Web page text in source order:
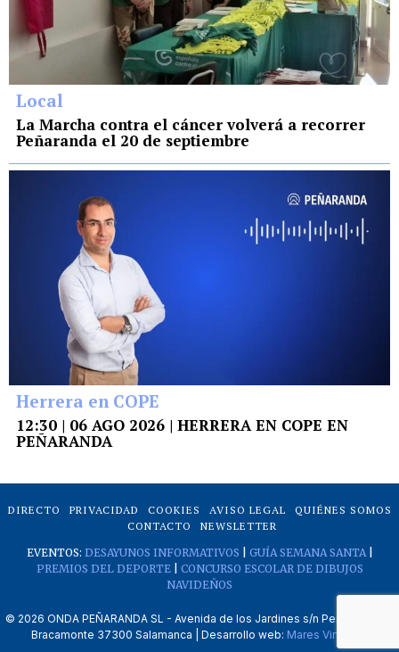
Local
La Marcha contra el cáncer volverá a recorrer
Peñaranda el 20 de septiembre
Herrera en COPE
12:30 | 06 AGO 2026 | HERRERA EN COPE EN
PEÑARANDA
DIRECTO PRIVACIDAD COOKIES AVISO LEGAL
QUIÉNES SOMOS
CONTACTO
NEWSLETTER
EVENTOS: DESAYUNOS INFORMATIVOS GUÍA SEMANA SANTA|
PREMIOS DEL DEPORTE| CONCURSO ESCOLAR DE DIBUJOS
NAVIDEÑOS
© 2026 ONDA PEÑARANDA SL - Avenida de los Jardines s/n Peñaranda de
Bracamonte 37300 Salamanca | Desarrollo web: Mares Virtuales